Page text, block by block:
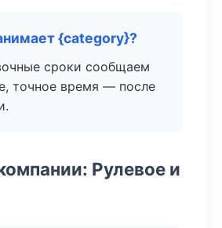
{category}?
сроки сообщаем
точное время — после
Рулевое и